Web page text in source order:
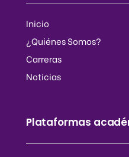
Inicio
¿Quiénes Somos?
Carreras
Noticias
Plataformas